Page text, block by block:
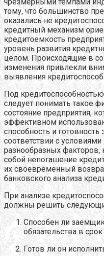
тому, что большинство
оказались не
кредитный механизм
кредитоемкость
уровень развития
целом. Происходящие в
изменения привлекли
выявления
Под
следует понимать такое
состояние предприятия,
эффективном
способность и
соответствии с
разнообразных факторов,
собой непогашение
их своевременный
банковского анализа
При анализе
должны решить
Способен ли
обязательства в срок
Готов ли он